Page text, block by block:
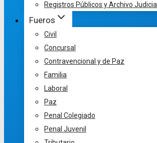
Registros Públicos y Archivo Judicial
Fueros
Civil
Concursal
Contravencional y de Paz
Familia
Laboral
Paz
Penal Colegiado
Penal Juvenil